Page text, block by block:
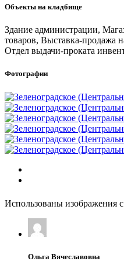
Объекты на кладбище
Здание администрации,
товаров, Выставка-продажа
Отдел выдачи-проката
Фотографии
Использованы изображения с
Ольга Вячеславовна